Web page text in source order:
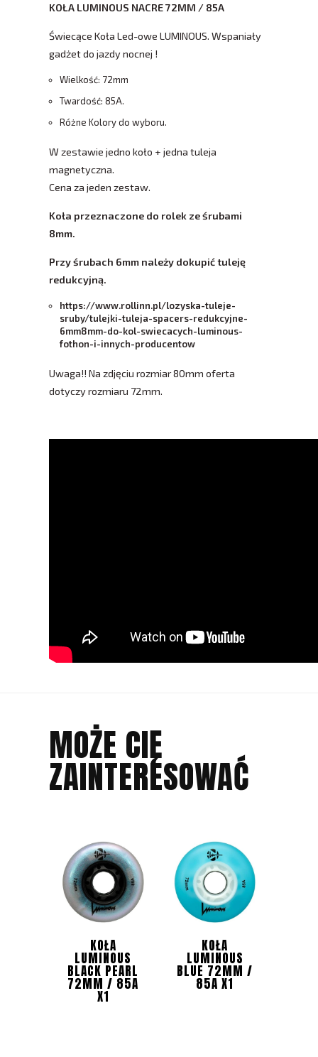
KOŁA LUMINOUS NACRE 72MM / 85A
Świecące Koła Led-owe LUMINOUS. Wspaniały
gadżet do jazdy nocnej !
Wielkość: 72mm
Twardość: 85A.
Różne Kolory do wyboru.
W zestawie jedno koło + jedna tuleja
magnetyczna.
​Cena za jeden zestaw.
Koła przeznaczone do rolek ze śrubami
8mm.
Przy śrubach 6mm należy dokupić tuleję
redukcyjną.
https://www.rollinn.pl/lozyska-tuleje-
sruby/tulejki-tuleja-spacers-redukcyjne-
6mm8mm-do-kol-swiecacych-luminous-
fothon-i-innych-producentow
Uwaga!! Na zdjęciu rozmiar 80mm oferta
dotyczy rozmiaru 72mm.
MOŻE CIĘ
ZAINTERESOWAĆ
KOŁA
LUMINOUS
BLACK PEARL
72MM / 85A
X1
KOŁA
LUMINOUS
BLUE 72MM /
85A X1